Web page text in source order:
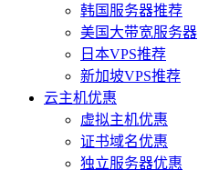
韩国服务器推荐
美国大带宽服务器
日本VPS推荐
新加坡VPS推荐
云主机优惠
虚拟主机优惠
证书域名优惠
独立服务器优惠